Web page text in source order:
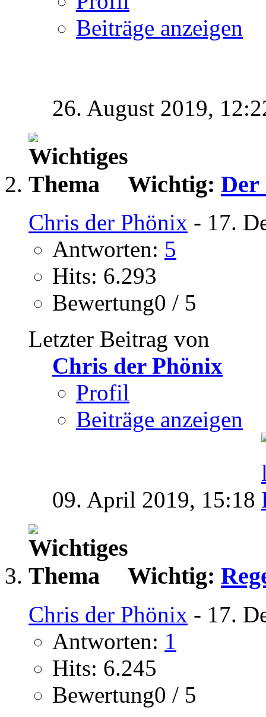
Beiträge anzeigen
26. August 2019,
Wichtig:
Chris der Phönix - 17.
Antworten: 5
Hits: 6.293
Bewertung0 / 5
Letzter Beitrag von
Chris der Phönix
Profil
Beiträge anzeigen
09. April 2019, 15:18
Wichtig:
Chris der Phönix - 17.
Antworten: 1
Hits: 6.245
Bewertung0 / 5